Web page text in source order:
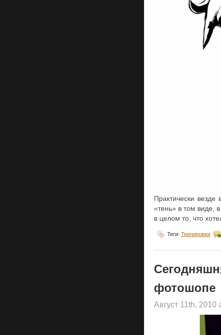
Практически
«тень» в том виде,
в целом то, что
Теги: Тренировки
фотошопе
Август 11th, 2010